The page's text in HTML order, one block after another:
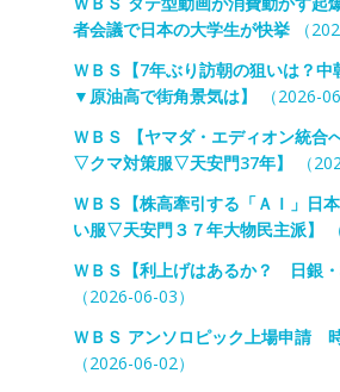
者会議で日本の大学生が快挙（
ＷＢＳ【7年ぶり訪朝の狙いは？
▼原油高で街角景気は】
（2026-
ＷＢＳ 【ヤマダ・エディオン統
▽クマ対策服▽天安門37年】
（
ＷＢＳ【株高牽引する「ＡＩ」日
い服▽天安門３７年大物民主派】
ＷＢＳ【利上げはあるか？ 日銀・
（2026-06-03）
ＷＢＳ アンソロピック上場申請
（2026-06-02）